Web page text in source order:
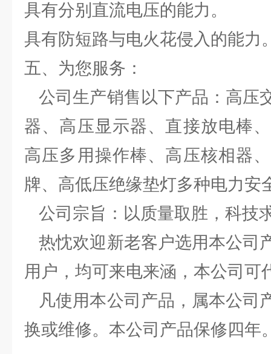
具有分别直流电压的能力。
具有防短路与电火花侵入的能力
五、为您服务：
公司生产销售以下产品：高压
器、高压显示器、直接放电棒
高压多用操作棒、高压核相器
牌、高低压绝缘垫灯多种电力安
公司宗旨：以质量取胜，科技
热忱欢迎新老客户选用本公司
用户，均可来电来涵，本公司可
凡使用本公司产品，属本公司
换或维修。本公司产品保修四年